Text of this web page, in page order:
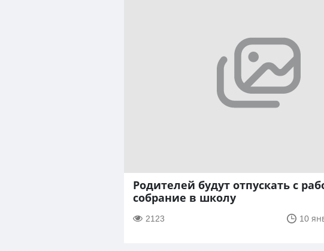
Родителей будут отпускать с
собрание в школу
2123 10